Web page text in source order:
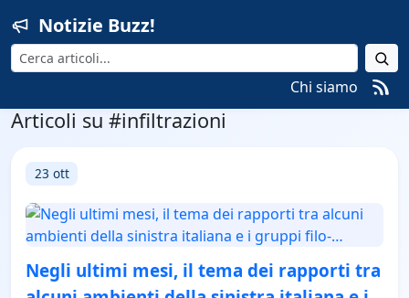
Notizie Buzz!
Cerca
Chi siamo
Articoli su #infiltrazioni
23 ott
Negli ultimi mesi, il tema dei rapporti tra